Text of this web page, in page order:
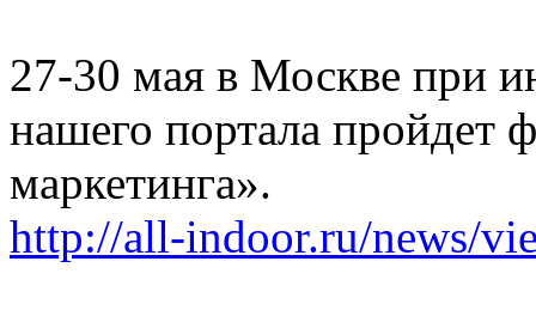
27-30 мая в Москве при
нашего портала пройдет
маркетинга».
http://all-indoor.ru/news/